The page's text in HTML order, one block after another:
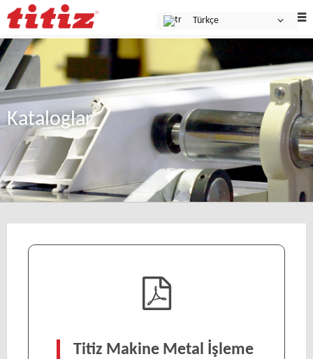
Türkçe
Kataloglar
Titiz Makine Metal İşleme